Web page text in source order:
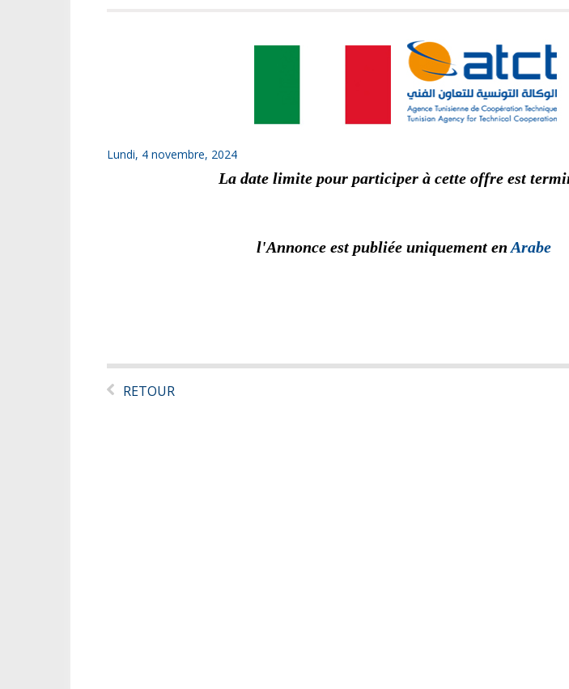
Lundi, 4 novembre, 2024
La date limite pour participer à cette offre est
l'Annonce est publiée uniquement enArabe
RETOUR